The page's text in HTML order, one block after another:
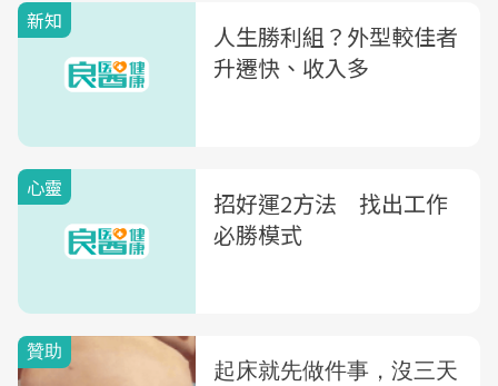
新知
人生勝利組？外型較佳者
升遷快、收入多
心靈
招好運2方法 找出工作
必勝模式